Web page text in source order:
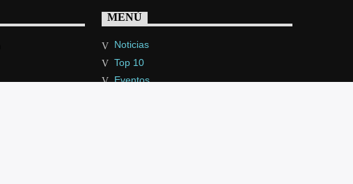
MENÚ
Noticias
Top 10
Eventos